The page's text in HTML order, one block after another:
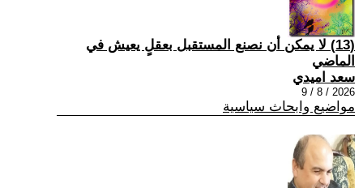
(13) لا يمكن أن نصنع المستقبل بعقلٍ يعيش في
الماضي
سعد اميدي
2026 / 8 / 9
مواضيع وابحاث سياسية